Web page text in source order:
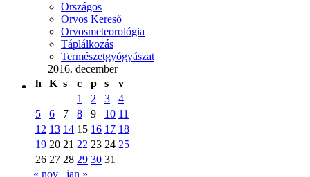
Országos
Orvos Kereső
Orvosmeteorológia
Táplálkozás
Természetgyógyászat
2016. december
h
K s c p s
v
1
2 3
4
5
6 7 8 9 10 11
12 13 14 15 16 17 18
19 20 21 22 23 24 25
26 27 28 29 30 31
« nov
jan »